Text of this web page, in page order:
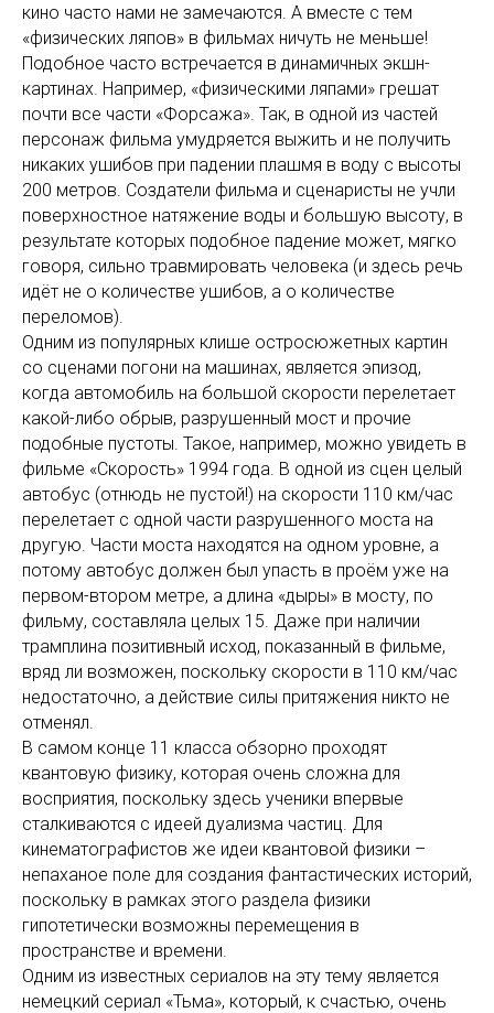
кино часто нами не замечаются. А вместе с тем
«физических ляпов» в фильмах ничуть не меньше!
Подобное часто встречается в динамичных экшн-
картинах. Например, «физическими ляпами» грешат
почти все части «Форсажа». Так, в одной из частей
персонаж фильма умудряется выжить и не получить
никаких ушибов при падении плашмя в воду с высоты
200 метров. Создатели фильма и сценаристы не учли
поверхностное натяжение воды и большую высоту, в
результате которых подобное падение может, мягко
говоря, сильно травмировать человека (и здесь речь
идёт не о количестве ушибов, а о количестве
переломов).
Одним из популярных клише остросюжетных картин
со сценами погони на машинах, является эпизод,
когда автомобиль на большой скорости перелетает
какой-либо обрыв, разрушенный мост и прочие
подобные пустоты. Такое, например, можно увидеть в
фильме «Скорость» 1994 года. В одной из сцен целый
автобус (отнюдь не пустой!) на скорости 110 км/час
перелетает с одной части разрушенного моста на
другую. Части моста находятся на одном уровне, а
потому автобус должен был упасть в проём уже на
первом-втором метре, а длина «дыры» в мосту, по
фильму, составляла целых 15. Даже при наличии
трамплина позитивный исход, показанный в фильме,
вряд ли возможен, поскольку скорости в 110 км/час
недостаточно, а действие силы притяжения никто не
отменял.
В самом конце 11 класса обзорно проходят
квантовую физику, которая очень сложна для
восприятия, поскольку здесь ученики впервые
сталкиваются с идеей дуализма частиц. Для
кинематографистов же идеи квантовой физики –
непаханое поле для создания фантастических историй,
поскольку в рамках этого раздела физики
гипотетически возможны перемещения в
пространстве и времени.
Одним из известных сериалов на эту тему является
немецкий сериал «Тьма», который, к счастью, очень